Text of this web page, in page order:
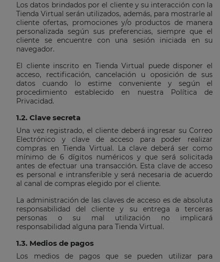
Los datos brindados por el cliente y su interacción con la
Tienda Virtual serán utilizados, además, para mostrarle al
cliente ofertas, promociones y/o productos de manera
personalizada según sus preferencias, siempre que el
cliente se encuentre con una sesión iniciada en su
navegador.
El cliente inscrito en Tienda Virtual puede disponer el
acceso, rectificación, cancelación u oposición de sus
datos cuando lo estime conveniente y según el
procedimiento establecido en nuestra Política de
Privacidad.
1.2. Clave secreta
Una vez registrado, el cliente deberá ingresar su Correo
Electrónico y clave de acceso para poder realizar
compras en Tienda Virtual. La clave deberá ser como
mínimo de 6 dígitos numéricos y que será solicitada
antes de efectuar una transacción. Esta clave de acceso
es personal e intransferible y será necesaria de acuerdo
al canal de compras elegido por el cliente.
La administración de las claves de acceso es de absoluta
responsabilidad del cliente y su entrega a terceras
personas o su mal utilización no implicará
responsabilidad alguna para Tienda Virtual.
1.3. Medios de pagos
Los medios de pagos que se pueden utilizar para